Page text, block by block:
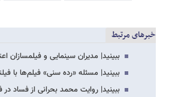
خبرهای مرتبط
ببینید| مدیران سینمایی و
ببینید| مسئله «رده سنی» فیلم‌ها
ببینید| روایت محمد بحرانی از فساد در